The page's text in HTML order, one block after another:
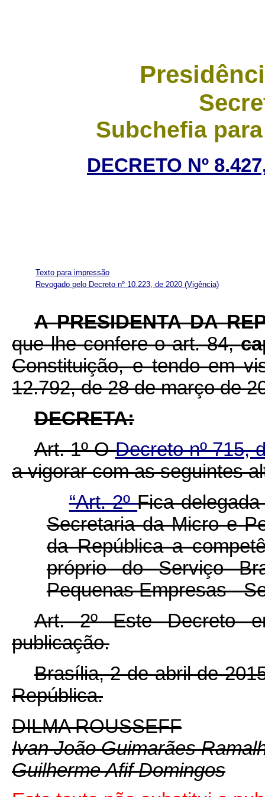
Subchefia
DECRETO Nº
Texto para impressão
Revogado pelo Decreto nº 10.223, de 2020 (Vigência)
A PRESIDENTA DA
que lhe confere o art. 84,
Constituição, e tendo em
12.792, de 28 de março de
DECRETA:
Art. 1º ODecreto nº 715,
a vigorar com as seguintes
“Art. 2ºFica
Secretaria da Micro e
da República a
próprio do Serviço
Pequenas Empresas -
Art. 2º Este Decreto
publicação.
Brasília, 2 de abril de
República.
DILMA ROUSSEFF
Ivan João Guimarães
Guilherme Afif Domingos